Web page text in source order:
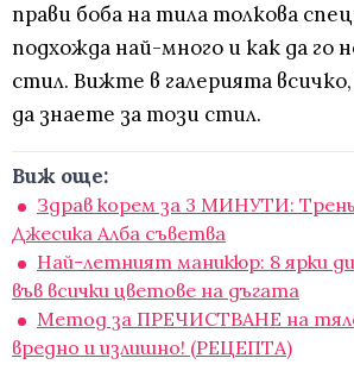
прави боба на тила толкова
подхожда най-много и как да го
стил. Вижте в галерията
да знаете за този стил.
Виж още:
Здрав корем за 3 МИНУТИ:
Джесика Алба съветва
Най-летният маникюр: 8 ярки
във всички цветове на дъгата
Метод за ПРЕЧИСТВАНЕ на
вредно и излишно! (РЕЦЕПТА)